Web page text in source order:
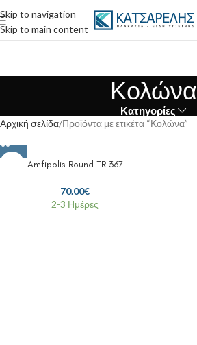
Skip to navigation
Skip to main content
Κολώνα
Κατηγορίες
Αρχική σελίδα Προϊόντα με ετικέτα “Κολώνα”
Amfipolis Round TR 367
70.00€
2-3 Ημέρες